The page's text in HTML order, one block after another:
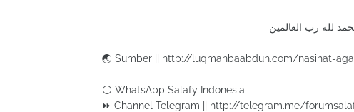
لله رب العالمين
🌏 Sumber || http://luqmanbaabduh.com/nasihat-
⚪ WhatsApp Salafy Indonesia
⏩ Channel Telegram || http://telegram.me/